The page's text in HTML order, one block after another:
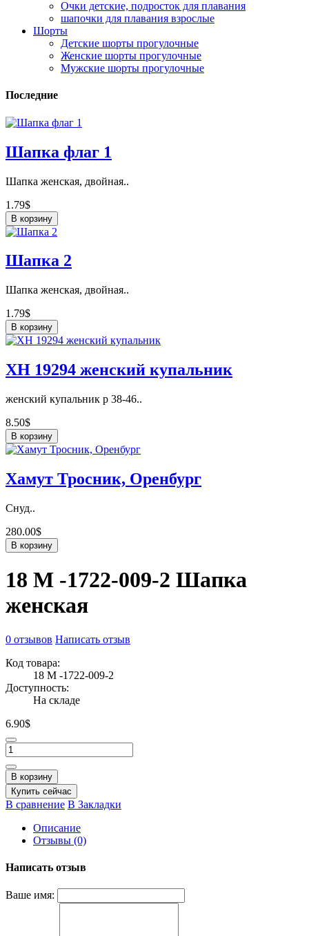
Очки детские, подросток для плавания
шапочки для плавания взрослые
Шорты
Детские шорты прогулочные
Женские шорты прогулочные
Мужские шорты прогулочные
Последние
Шапка флаг 1
Шапка женская, двойная..
1.79$
В корзину
Шапка 2
Шапка женская, двойная..
1.79$
В корзину
ХН 19294 женский купальник
женский купальник р 38-46..
8.50$
В корзину
Хамут Тросник, Оренбург
Снуд..
280.00$
В корзину
18 М -1722-009-2 Шапка
женская
0 отзывов Написать отзыв
Код товара:
18 М -1722-009-2
Доступность:
На складе
6.90$
В корзину
Купить сейчас
В сравнение В Закладки
Описание
Отзывы (0)
Написать отзыв
Ваше имя: